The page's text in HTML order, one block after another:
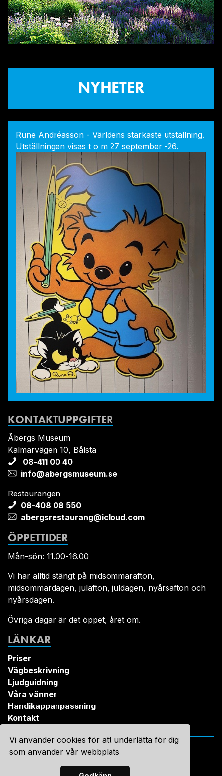
Vi använder cookies för att underlätta för dig
som använder vår webbplats
NYHETER
Rune Andréasson - Världens starkaste utställning.
Utställningen visas t o m 27 september -26.
KONTAKTUPPGIFTER
Åbergs Museum
Kalmarvägen 10, Bålsta
08-411 00 40
info@abergsmuseum.se
Restaurangen
08-408 08 550
abergsrestaurang@icloud.com
ÖPPETTIDER
Mån-sön: 11.00-16.00
Vi har alltid stängt på midsommarafton,
midsommardagen, julafton, juldagen, nyårsafton och
nyårsdagen.
Övriga dagar är det öppet, året om.
LÄNKAR
Priser
Vägbeskrivning
Ljudguidning
Våra vänner
Handikappanpassning
Kontakt